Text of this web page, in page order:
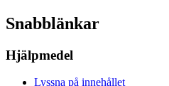
Snabblänkar
Hjälpmedel
Lyssna på innehållet